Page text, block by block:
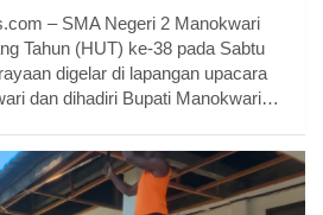
– SMA Negeri 2 Manokwari
Tahun (HUT) ke-38 pada Sabtu
digelar di lapangan upacara
dan dihadiri Bupati Manokwari…